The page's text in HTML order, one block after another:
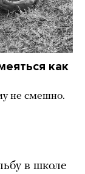
как
не смешно.
в школе